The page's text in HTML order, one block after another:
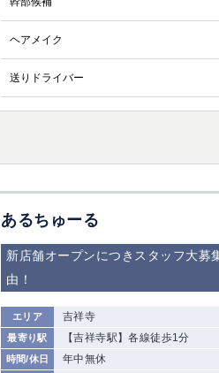
ヘアメイク
送りドライバー
あるちゅーる
新店舗オープンにつきスタッフ大
由！
エリア 吉祥寺
最寄り駅 【吉祥寺駅】各線徒歩1分
時間/休日 年中無休
茅ヶ崎 戸塚
厚木
大宮
南浦和
所沢
茂原
浦安
宇都宮 小山
土浦